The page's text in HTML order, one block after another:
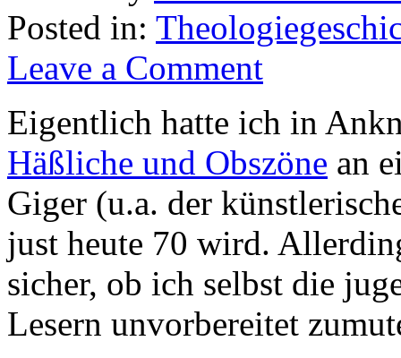
Posted in:
Leave a Comment
Eigentlich hatte ich in
Häßliche und Obszöne an
Giger (u.a. der
just heute 70 wird.
sicher, ob ich selbst die
Lesern unvorbereitet